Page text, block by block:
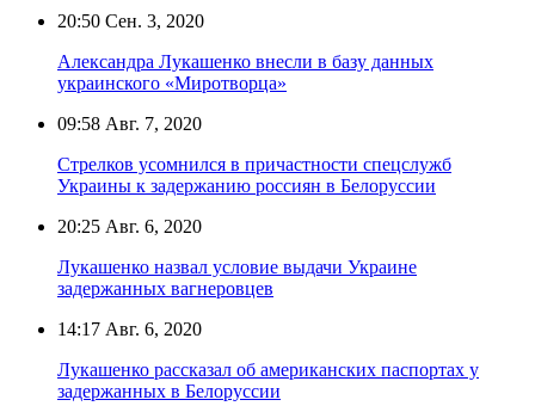
20:50 Сен. 3, 2020
Александра Лукашенко внесли в базу данных
украинского «Миротворца»
09:58 Авг. 7, 2020
Стрелков усомнился в причастности спецслужб
Украины к задержанию россиян в Белоруссии
20:25 Авг. 6, 2020
Лукашенко назвал условие выдачи Украине
задержанных вагнеровцев
14:17 Авг. 6, 2020
Лукашенко рассказал об американских паспортах у
задержанных в Белоруссии